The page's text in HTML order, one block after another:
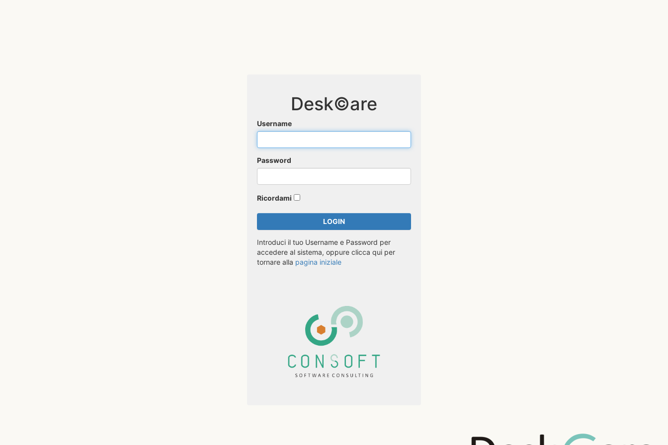
Desk©are
Username
Password
Ricordami
Introduci il tuo Username e Password per
accedere al sistema, oppure clicca qui per
tornare alla pagina iniziale